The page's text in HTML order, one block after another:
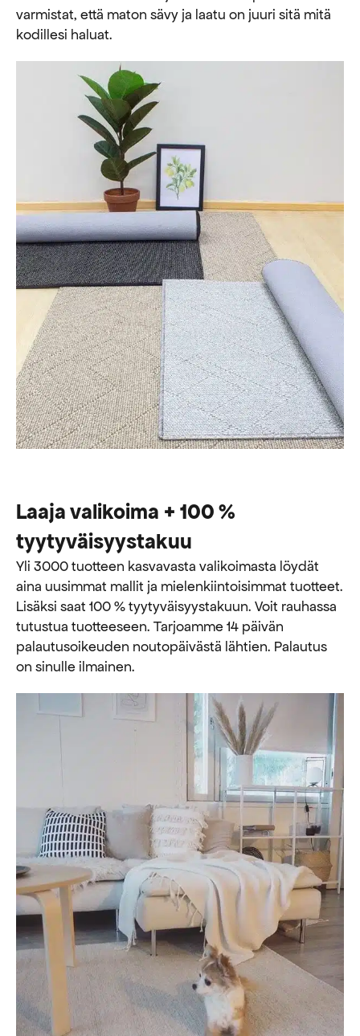
varmistat, että maton sävy ja laatu on juuri sitä mitä
kodillesi haluat.
Laaja valikoima + 100 %
tyytyväisyystakuu
Yli 3000 tuotteen kasvavasta valikoimasta löydät
aina uusimmat mallit ja mielenkiintoisimmat tuotteet.
Lisäksi saat 100 % tyytyväisyystakuun. Voit rauhassa
tutustua tuotteeseen. Tarjoamme 14 päivän
palautusoikeuden noutopäivästä lähtien. Palautus
on sinulle ilmainen.